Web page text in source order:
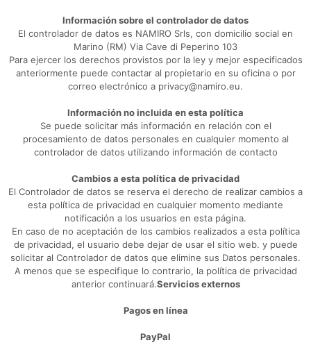
Información sobre el controlador de datos
El controlador de datos es NAMIRO Srls, con domicilio social en
Marino (RM) Via Cave di Peperino 103
Para ejercer los derechos provistos por la ley y mejor especificados
anteriormente puede contactar al propietario en su oficina o por
correo electrónico a privacy@namiro.eu.
Información no incluida en esta política
Se puede solicitar más información en relación con el
procesamiento de datos personales en cualquier momento al
controlador de datos utilizando información de contacto
Cambios a esta política de privacidad
El Controlador de datos se reserva el derecho de realizar cambios a
esta política de privacidad en cualquier momento mediante
notificación a los usuarios en esta página.
En caso de no aceptación de los cambios realizados a esta política
de privacidad, el usuario debe dejar de usar el sitio web. y puede
solicitar al Controlador de datos que elimine sus Datos personales.
A menos que se especifique lo contrario, la política de privacidad
anterior continuará.Servicios externos
Pagos en línea
PayPal